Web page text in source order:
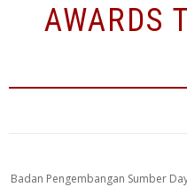
AWARDS
Badan Pengembangan Sumber